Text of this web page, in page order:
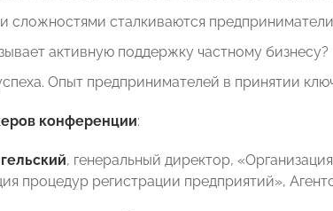
сложностями сталкиваются
активную поддержку частному бизнесу?
Опыт предпринимателей в принятии
конференции:
, генеральный директор,
процедур регистрации предприятий»,